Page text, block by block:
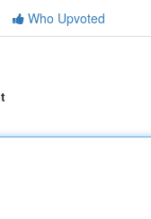
Who Upvoted